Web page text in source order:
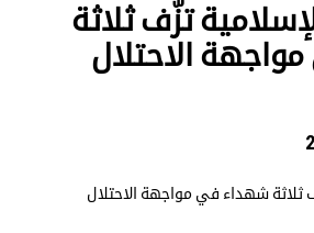
تزّف ثلاثة
الاحتلال
ثلاثة شهداء في مواجهة الاحتلال